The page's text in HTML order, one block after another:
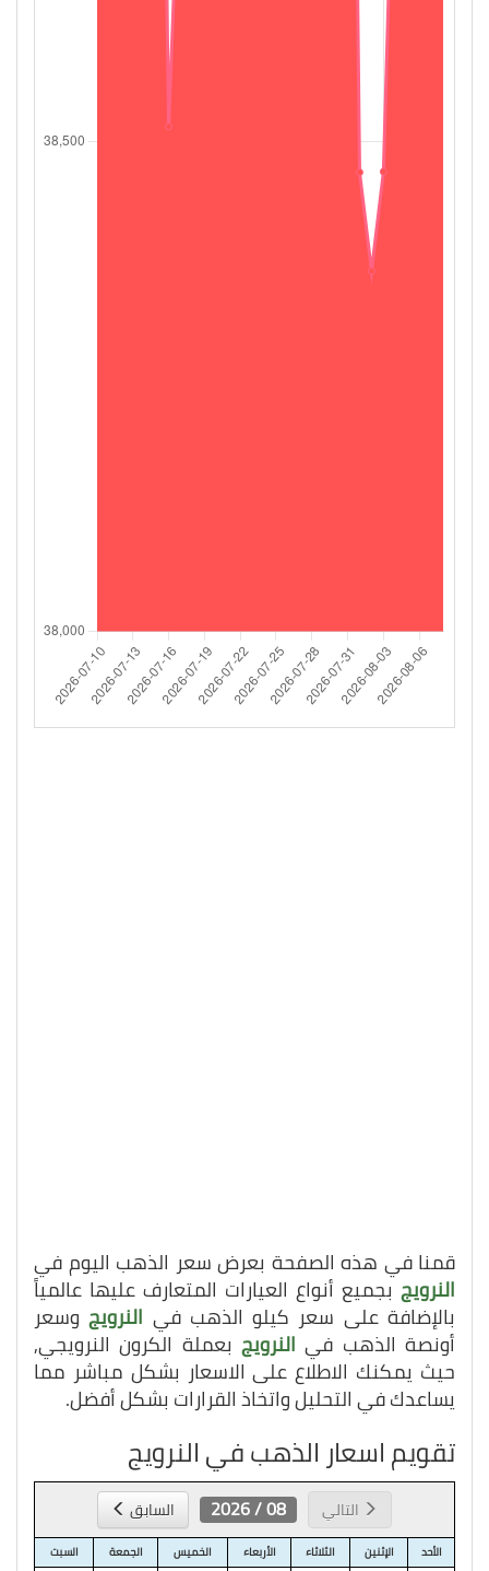
قمنا في هذه الصفحة بعرض سعر الذهب اليوم في
النرويجبجميع أنواع العيارات المتعارف عليها عالمياً
بالإضافة على سعر كيلو الذهب في النرويجوسعر
أونصة الذهب في النرويج بعملة الكرون النرويجي,
حيث يمكنك الاطلاع على الاسعار بشكل مباشر مما
يساعدك في التحليل واتخاذ القرارات بشكل أفضل.
تقويم اسعار الذهب في النرويج
التالي 08 / 2026 السابق
الأحد الإثنين الثلاثاء الأربعاء الخميس الجمعة السبت